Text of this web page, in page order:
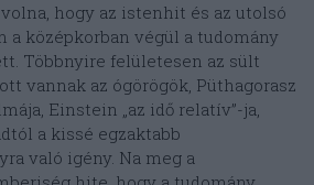
hogy az istenhit és az utolsó
középkorban végül a tudomány
Többnyire felületesen az sült
vannak az ógörögök, Püthagorasz
Einstein „az idő relatív”-ja,
a kissé egzaktabb
való igény. Na meg a